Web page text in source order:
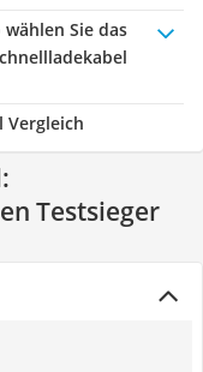
wählen Sie das
Vergleich
Testsieger